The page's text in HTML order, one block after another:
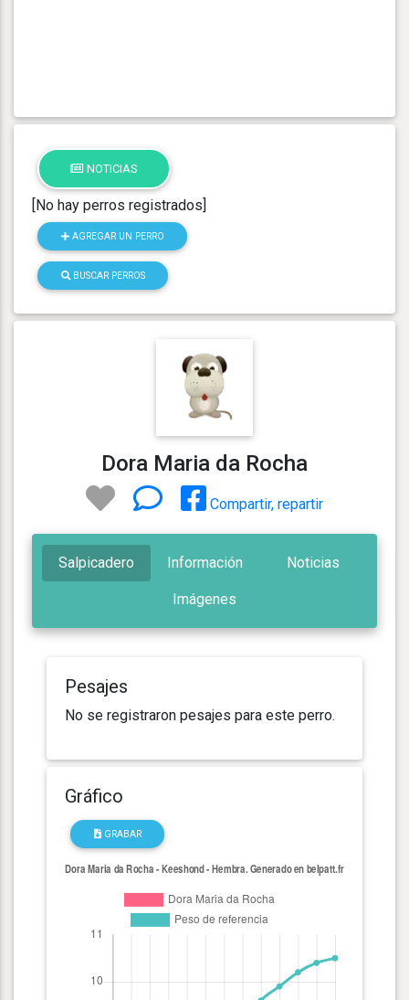
NOTICIAS
[No hay perros registrados]
AGREGAR UN PERRO
BUSCAR PERROS
Dora Maria da Rocha
Compartir, repartir
Salpicadero Información Noticias
Imágenes
Pesajes
No se registraron pesajes para este perro.
Gráfico
GRABAR